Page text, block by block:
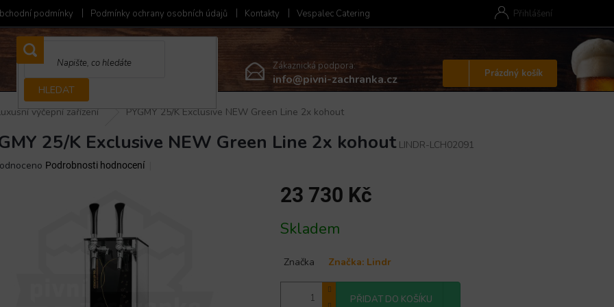
podmínky Podmínky ochrany osobních údajů Kontakty Vespalec Catering Přihlášení
HLEDAT
Zákaznická podpora:
info@pivni-zachranka.cz
Nákupní
košík
Prázdný košík
výčepní zařízení PYGMY 25/K Exclusive NEW Green Line 2x kohout
25/K Exclusive NEW Green Line 2x kohout LINDR-LCH02091
Podrobnosti hodnocení
23 730 Kč
cena:
Skladem
Značka Značka: Lindr
PŘIDAT DO KOŠÍKU